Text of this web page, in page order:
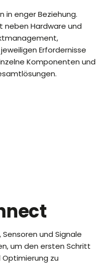
in enger Beziehung.
Hardware und
Erfordernisse
Komponenten und
Sensoren und Signale
um den ersten Schritt
Optimierung zu